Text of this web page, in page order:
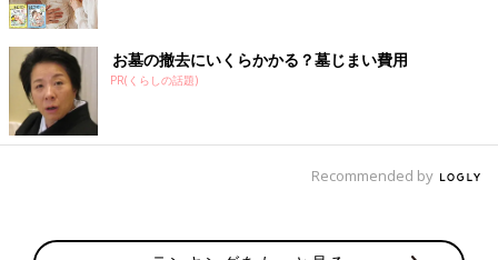
お墓の撤去にいくらかかる？墓じまい費用
PR(くらしの話題)
Recommended by